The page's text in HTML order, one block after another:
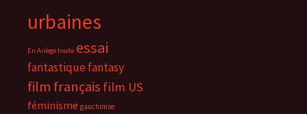
urbaines
En Ariège toute essai
fantastiquefantasy
film français film US
féminisme gauchimse